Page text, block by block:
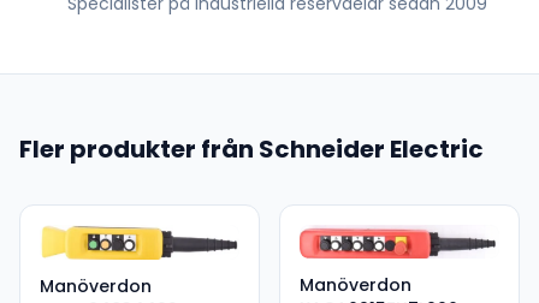
Fler produkter från Schneider Electric
Manöverdon
Manöverdon